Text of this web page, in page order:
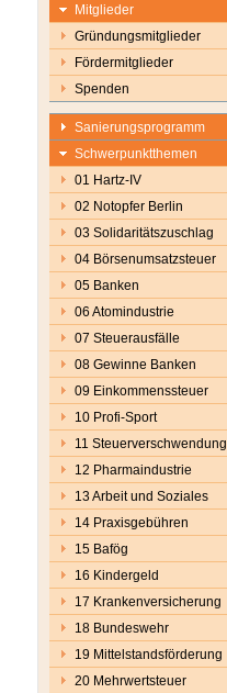
Mitglieder
Gründungsmitglieder
Fördermitglieder
Spenden
Sanierungsprogramm
Schwerpunktthemen
01 Hartz-IV
02 Notopfer Berlin
03 Solidaritätszuschlag
04 Börsenumsatzsteuer
05 Banken
06 Atomindustrie
07 Steuerausfälle
08 Gewinne Banken
09 Einkommenssteuer
10 Profi-Sport
11 Steuerverschwendung
12 Pharmaindustrie
13 Arbeit und Soziales
14 Praxisgebühren
15 Bafög
16 Kindergeld
17 Krankenversicherung
18 Bundeswehr
19 Mittelstandsförderung
20 Mehrwertsteuer